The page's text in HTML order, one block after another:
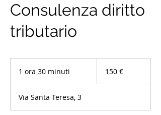
Consulenza diritto
tributario
1 ora 30 minuti
3
0
150 €
Via Santa Teresa, 3